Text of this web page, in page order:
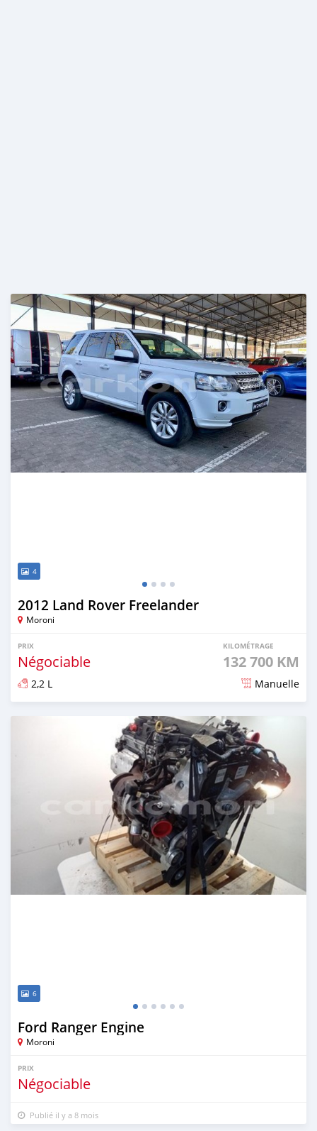
4
2012 Land Rover Freelander
Moroni
PRIX
Négociable
KILOMÉTRAGE
132 700 KM
2,2 L Manuelle
6
Ford Ranger Engine
Moroni
PRIX
Négociable
Publié il y a 8 mois